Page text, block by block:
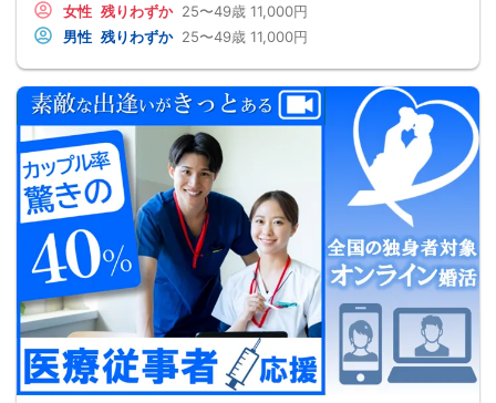
女性 残りわずか 25〜49歳 11,000円
男性 残りわずか 25〜49歳 11,000円